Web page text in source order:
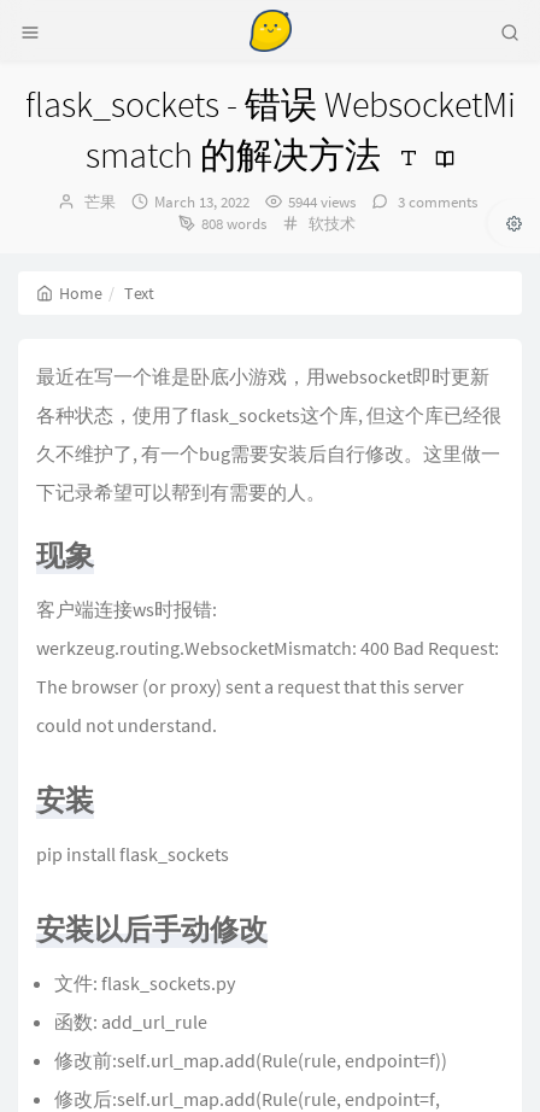
flask_sockets - 错误 WebsocketMi
smatch 的解决方法
Author：
芒果
发
March 13, 2022 5944 views
3 comments
808 words
Categories：
软技术
Home Text
最近在写一个谁是卧底小游戏，用websocket即时更新
各种状态，使用了flask_sockets这个库, 但这个库已经很
久不维护了, 有一个bug需要安装后自行修改。这里做一
下记录希望可以帮到有需要的人。
现象
客户端连接ws时报错:
werkzeug.routing.WebsocketMismatch: 400 Bad Request:
The browser (or proxy) sent a request that this server
could not understand.
安装
pip install flask_sockets
安装以后手动修改
文件: flask_sockets.py
函数: add_url_rule
修改前:self.url_map.add(Rule(rule, endpoint=f))
修改后:self.url_map.add(Rule(rule, endpoint=f,